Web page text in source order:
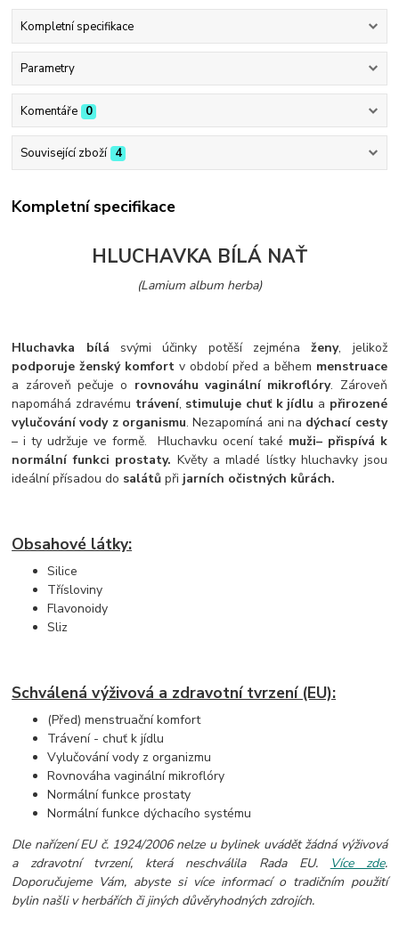
Kompletní specifikace
Parametry
Komentáře 0
Související zboží 4
Kompletní specifikace
HLUCHAVKA BÍLÁ NAŤ
(Lamium album herba)
Hluchavka bílá svými účinky potěší zejménaženy, jelikož
podporuje ženský komfort v období před a během menstruace
a zároveň pečuje o rovnováhu vaginální mikroflóry. Zároveň
napomáhá zdravému trávení, stimuluje chuť k jídlu a přirozené
vylučování vody z organismu. Nezapomíná ani na dýchací cesty
– i ty udržuje ve formě. Hluchavku ocení také muži– přispívá k
normální funkci prostaty. Květy a mladé lístky hluchavky jsou
ideální přísadou do salátůpři jarních očistných kůrách.
Obsahové látky:
Silice
Třísloviny
Flavonoidy
Sliz
Schválená výživová a zdravotní tvrzení (EU):
(Před) menstruační komfort
Trávení - chuť k jídlu
Vylučování vody z organizmu
Rovnováha vaginální mikroflóry
Normální funkce prostaty
Normální funkce dýchacího systému
Dle nařízení EU č. 1924/2006 nelze u bylinek uvádět žádná výživová
a zdravotní tvrzení, která neschválila Rada EU.
Více zde.
Doporučujeme Vám, abyste si více informací o tradičním použití
bylin našli v herbářích či jiných důvěryhodných zdrojích.